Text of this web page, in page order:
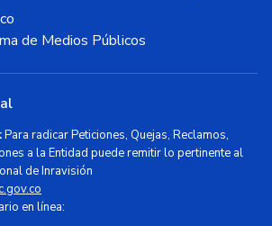
de Medios Públicos
Para radicar Peticiones, Quejas, Reclamos,
a la Entidad puede remitir lo pertinente al
de Inravisión
en línea: